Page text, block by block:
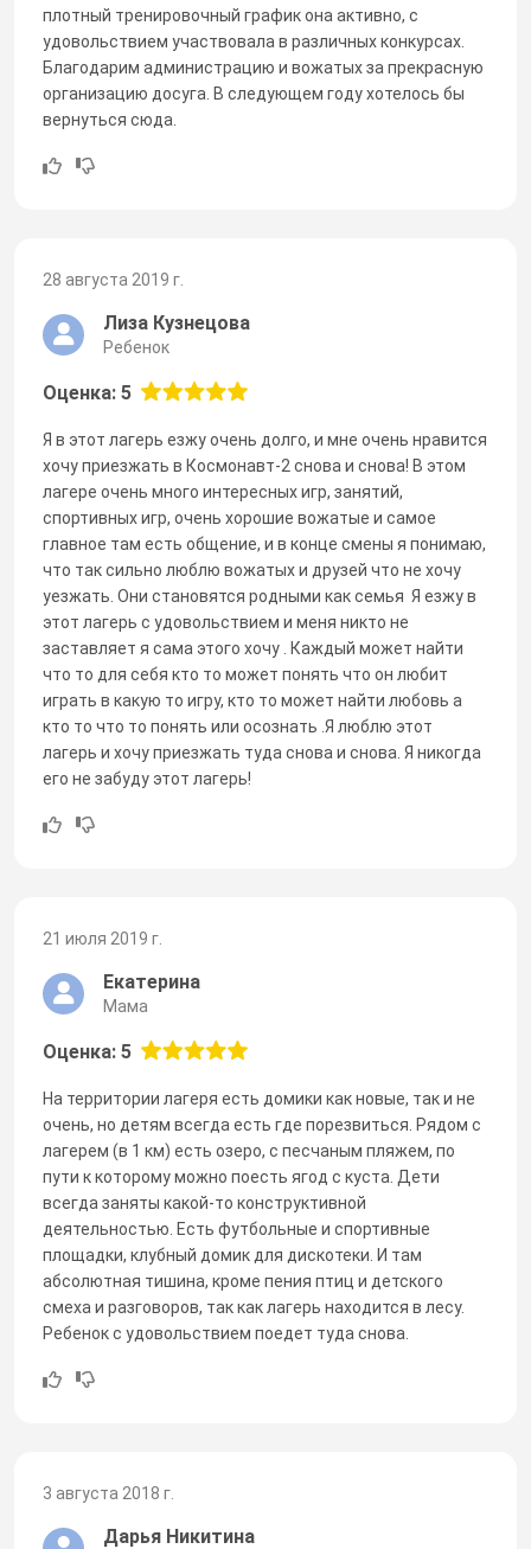
плотный тренировочный график она активно, с
удовольствием участвовала в различных конкурсах.
Благодарим администрацию и вожатых за прекрасную
организацию досуга. В следующем году хотелось бы
вернуться сюда.
28 августа 2019 г.
Лиза Кузнецова
Ребенок
Оценка: 5
Я в этот лагерь езжу очень долго, и мне очень нравится
хочу приезжать в Космонавт-2 снова и снова! В этом
лагере очень много интересных игр, занятий,
спортивных игр, очень хорошие вожатые и самое
главное там есть общение, и в конце смены я понимаю,
что так сильно люблю вожатых и друзей что не хочу
уезжать. Они становятся родными как семья Я езжу в
этот лагерь с удовольствием и меня никто не
заставляет я сама этого хочу . Каждый может найти
что то для себя кто то может понять что он любит
играть в какую то игру, кто то может найти любовь а
кто то что то понять или осознать .Я люблю этот
лагерь и хочу приезжать туда снова и снова. Я никогда
его не забуду этот лагерь!
21 июля 2019 г.
Екатерина
Мама
Оценка: 5
На территории лагеря есть домики как новые, так и не
очень, но детям всегда есть где порезвиться. Рядом с
лагерем (в 1 км) есть озеро, с песчаным пляжем, по
пути к которому можно поесть ягод с куста. Дети
всегда заняты какой-то конструктивной
деятельностью. Есть футбольные и спортивные
площадки, клубный домик для дискотеки. И там
абсолютная тишина, кроме пения птиц и детского
смеха и разговоров, так как лагерь находится в лесу.
Ребенок с удовольствием поедет туда снова.
3 августа 2018 г.
Дарья Никитина